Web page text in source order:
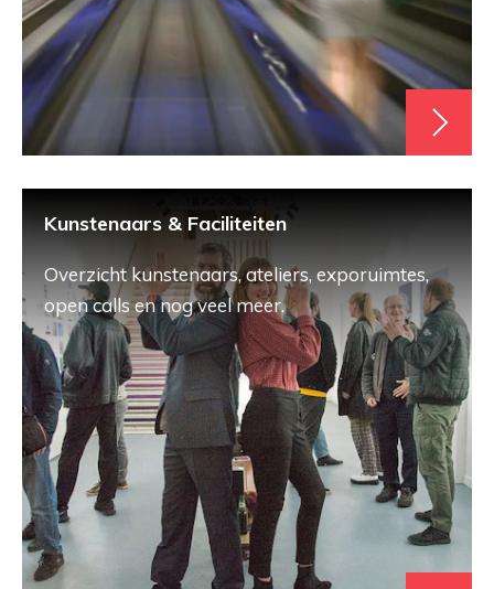
Kunstenaars & Faciliteiten
Overzicht kunstenaars, ateliers, exporuimtes,
open calls en nog veel meer.